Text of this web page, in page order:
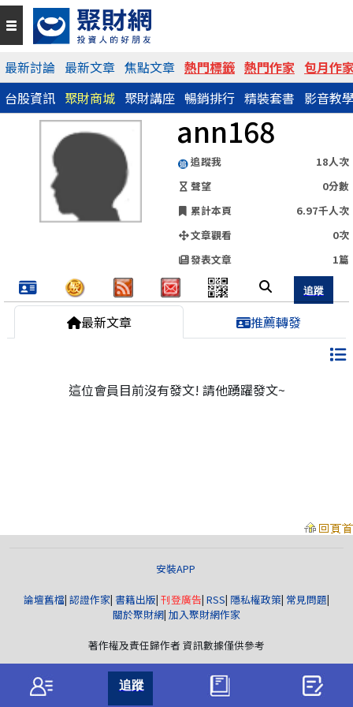
最新討論 最新文章 焦點文章 熱門標籤 熱門作家 包月作
台股資訊 聚財商城 聚財講座 暢銷排行 精裝套書 影音教
ann168
追蹤我
18人次
聲望
0分數
累計本頁
6.97千人次
文章觀看
0次
發表文章
1篇
QR Code
https://www.wearn.com/blog.asp?id=136982
分享網址
最新文章 推薦轉發
這位會員目前沒有發文! 請他踴躍發文~
安裝APP
論壇舊檔| 認證作家| 書籍出版| 刊登廣告| RSS| 隱私權政策| 常見問題|
關於聚財網| 加入聚財網作家
著作權及責任歸作者 資訊數據僅供參考
版權所有© wearn.com All Rights Reserved.